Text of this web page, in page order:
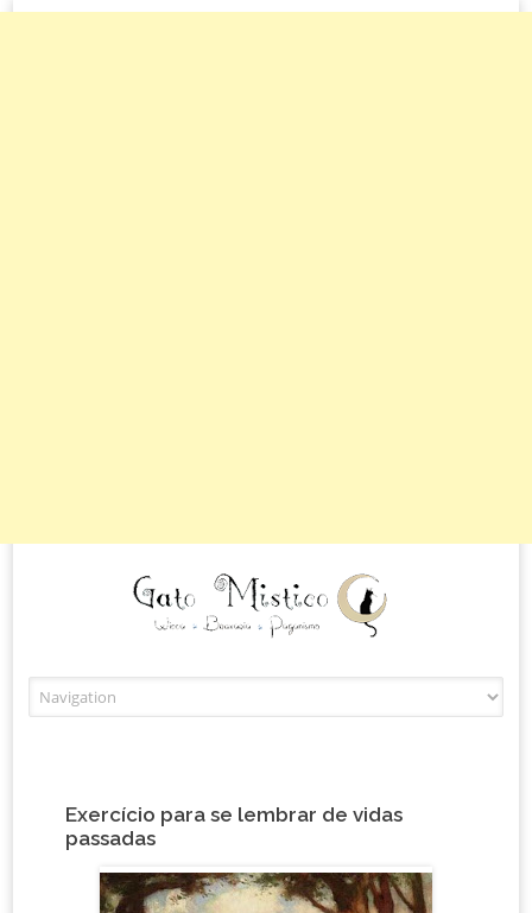
Exercício para se lembrar de vidas
passadas